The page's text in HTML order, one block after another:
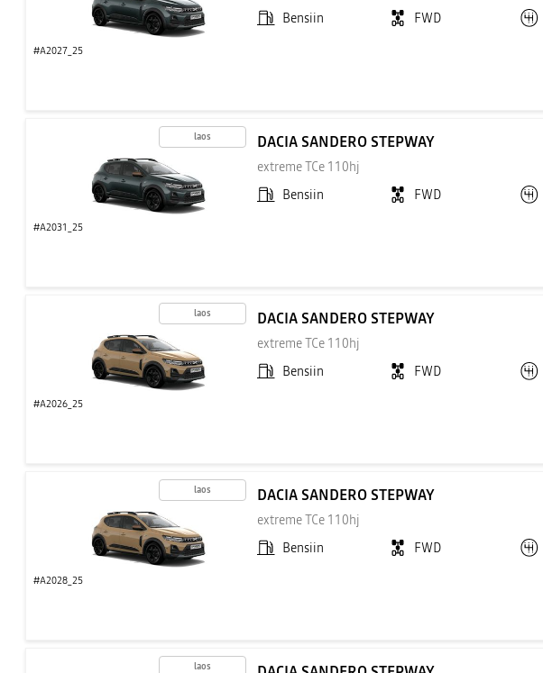
#A2027_25
Bensiin FWD
laos
#A2031_25
DACIA SANDERO STEPWAY
extreme TCe 110hj
Bensiin FWD
laos
#A2026_25
DACIA SANDERO STEPWAY
extreme TCe 110hj
Bensiin FWD
laos
#A2028_25
DACIA SANDERO STEPWAY
extreme TCe 110hj
Bensiin FWD
laos